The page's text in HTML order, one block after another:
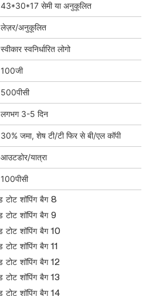
43*30*17 सेमी या अनुकूलित
लेज़र/अनुकूलित
स्वीकार स्वनिर्धारित लोगो
100जी
500पीसी
लगभग 3-5 दिन
30% जमा, शेष टी/टी फिर से बी/एल कॉपी
आउटडोर/यात्रा
100पीसी